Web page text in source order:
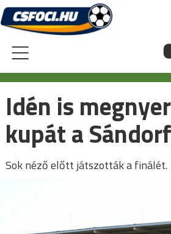
Skip
to
content
Idén is
kupát a
Sok néző előtt játszották a finálét.